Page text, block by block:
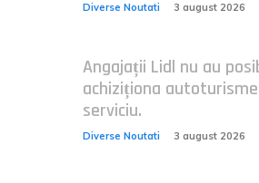
Diverse Noutati 3 august 2026
Angajații Lidl nu au
achiziționa
serviciu.
Diverse Noutati 3 august 2026